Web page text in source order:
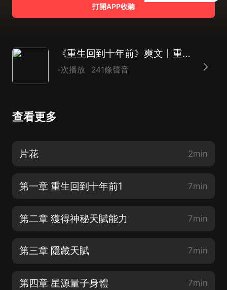
打開APP收聽
《重生回到十年前》爽文丨重生 逆襲丨玄幻 奇幻丨【精品雙播】
-次播放 241條聲音
查看更多
片花 2min
第一章 重生回到十年前1 7min
第二章 獲得神秘天賦能力 7min
第三章 隱藏天賦 7min
第四章 星源量子身體 7min